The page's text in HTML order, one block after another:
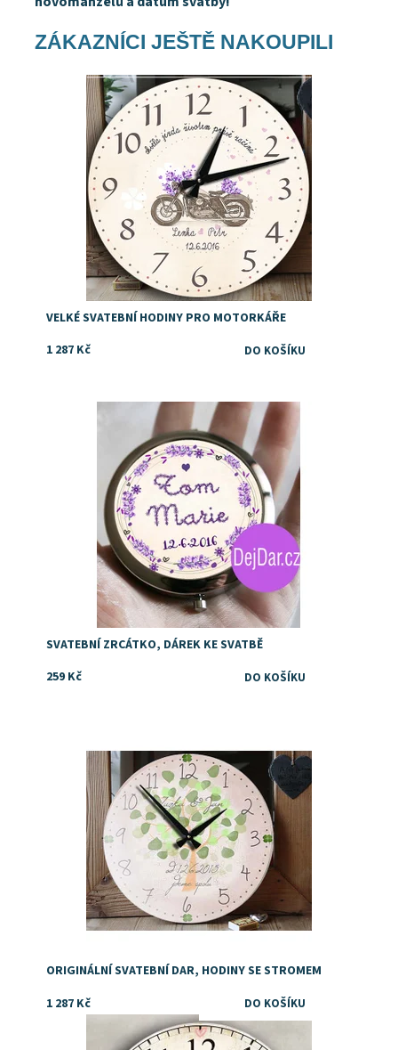
ZÁKAZNÍCI JEŠTĚ NAKOUPILI
Dostupnost: Skladem
VELKÉ SVATEBNÍ HODINY PRO MOTORKÁŘE
1 287 Kč
Dostupnost: Skladem
SVATEBNÍ ZRCÁTKO, DÁREK KE SVATBĚ
259 Kč
ORIGINÁLNÍ SVATEBNÍ DAR, HODINY SE STROMEM
1 287 Kč
Dostupnost:
Skladem